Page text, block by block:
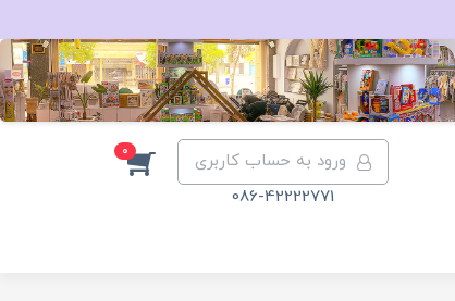
ورود به حساب کاربری
086-42222771
0